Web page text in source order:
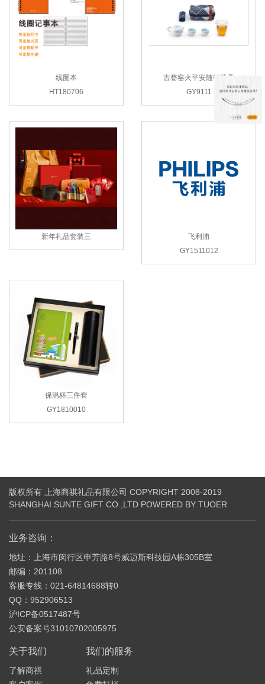
线圈本
HT180706
古婺窑火平安随行茶具
GY9111
新年礼品套装三
飞利浦
GY1511012
保温杯三件套
GY1810010
版权所有 上海商祺礼品有限公司 COPYRIGHT 2008-2019
SHANGHAI SUNTE GIFT CO.,LTD POWERED BY TUOER
业务咨询：
地址：上海市闵行区申芳路8号威迈斯科技园A栋305B室
邮编：201108
客服专线：021-64814688转0
QQ：952906513
沪ICP备0517487号
公安备案号31010702005975
关于我们
了解商祺
我们的服务
礼品定制